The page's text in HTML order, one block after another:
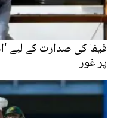
فیفا کی صدارت کے لیے
پر غور